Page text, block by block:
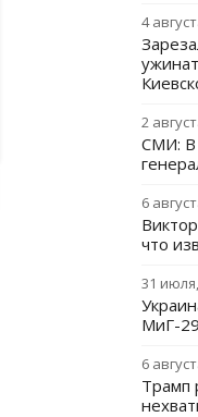
4
2
СМИ: В
6
что
31
МиГ-
6
Трамп